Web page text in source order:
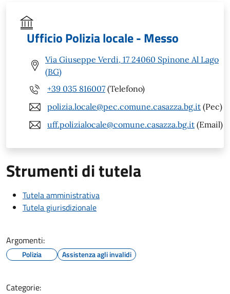
Ufficio Polizia locale - Messo
Via Giuseppe Verdi, 17 24060 Spinone Al Lago
(BG)
+39 035 816007 (Telefono)
polizia.locale@pec.comune.casazza.bg.it (Pec)
uff.polizialocale@comune.casazza.bg.it (Email)
Strumenti di tutela
Tutela amministrativa
Tutela giurisdizionale
Argomenti:
Polizia Assistenza agli invalidi
Categorie: